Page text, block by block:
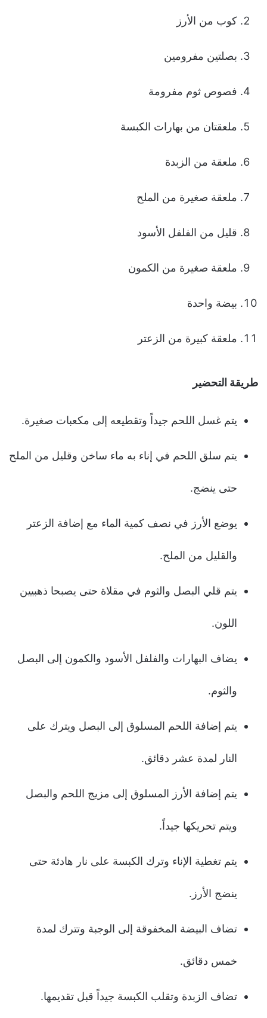
كوب من الأرز
بصلتين مفرومين
فصوص ثوم مفرومة
ملعقتان من بهارات الكبسة
ملعقة من الزبدة
ملعقة صغيرة من الملح
قليل من الفلفل الأسود
ملعقة صغيرة من الكمون
بيضة واحدة
ملعقة كبيرة من الزعتر
طريقة التحضير
يتم غسل اللحم جيداً وتقطيعه إلى مكعبات صغيرة.
يتم سلق اللحم في إناء به ماء ساخن وقليل من الملح
حتى ينضج.
يوضع الأرز في نصف كمية الماء مع إضافة الزعتر
والقليل من الملح.
يتم قلي البصل والثوم في مقلاة حتى يصبحا ذهبيين
اللون.
يضاف البهارات والفلفل الأسود والكمون إلى البصل
والثوم.
يتم إضافة اللحم المسلوق إلى البصل ويترك على
النار لمدة عشر دقائق.
يتم إضافة الأرز المسلوق إلى مزيج اللحم والبصل
ويتم تحريكها جيداً.
يتم تغطية الإناء وترك الكبسة على نار هادئة حتى
ينضج الأرز.
تضاف البيضة المخفوقة إلى الوجبة وتترك لمدة
خمس دقائق.
تضاف الزبدة وتقلب الكبسة جيداً قبل تقديمها.